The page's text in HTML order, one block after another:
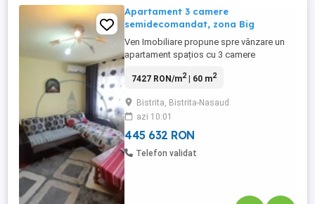
Apartament 3 camere
semidecomandat, zona Big
Ven Imobiliare propune spre vânzare un
apartament spațios cu 3 camere
cele mai căutate zone ale orașului – zona
termic la exterior, oferind confort sporit și
costuri reduse la utilități pe tot parcursul
anului. Detalii proprietate: ...
7427 RON/m2| 60 m2
Bistrita, Bistrita-Nasaud
azi 10:01
445 632 RON
Telefon validat